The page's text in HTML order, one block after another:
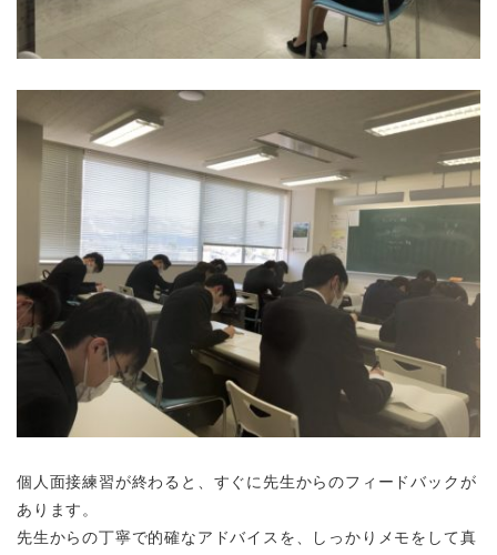
個人面接練習が終わると、すぐに先生からのフィードバックが
あります。
先生からの丁寧で的確なアドバイスを、しっかりメモをして真